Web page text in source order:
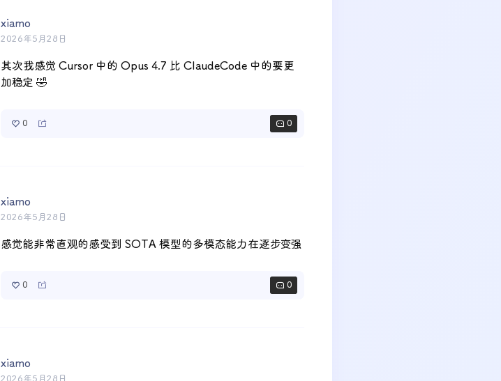
xiamo
2026年5月28日
其次我感觉 Cursor 中的 Opus 4.7 比 ClaudeCode 中的要更
加稳定 🤣
0 0
xiamo
2026年5月28日
感觉能非常直观的感受到 SOTA 模型的多模态能力在逐步变强
0 0
xiamo